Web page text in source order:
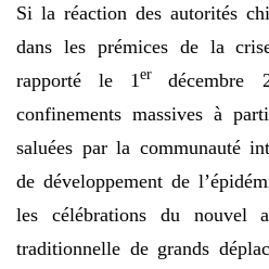
Si la réaction des autorités
dans les prémices de la
rapporté le 1er décembre
confinements massives à
saluées par la communauté
de développement de
les célébrations du nouvel
traditionnelle de grands